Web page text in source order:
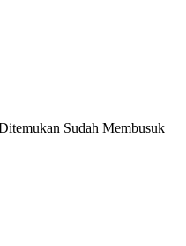
Sudah Membusuk